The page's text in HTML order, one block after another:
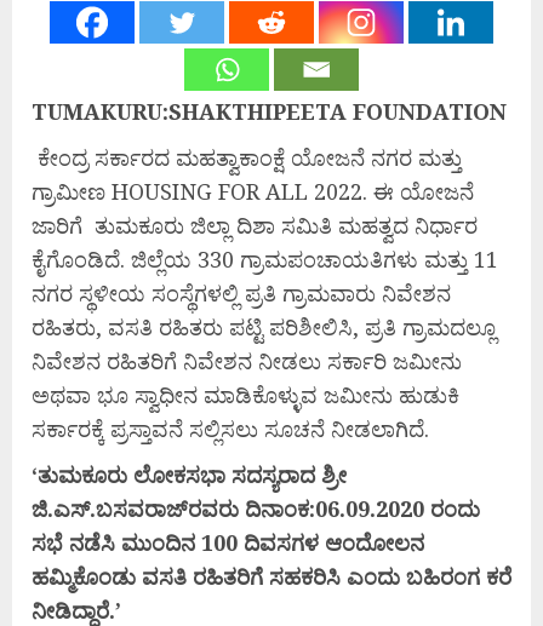
TUMAKURU:SHAKTHIPEETA FOUNDATION
ಕೇಂದ್ರ ಸರ್ಕಾರದ ಮಹತ್ವಾಕಾಂಕ್ಷೆ ಯೋಜನೆ ನಗರ ಮತ್ತು
ಗ್ರಾಮೀಣ HOUSING FOR ALL 2022. ಈ ಯೋಜನೆ
ಜಾರಿಗೆ ತುಮಕೂರು ಜಿಲ್ಲಾ ದಿಶಾ ಸಮಿತಿ ಮಹತ್ವದ ನಿರ್ಧಾರ
ಕೈಗೊಂಡಿದೆ. ಜಿಲ್ಲೆಯ 330 ಗ್ರಾಮಪಂಚಾಯತಿಗಳು ಮತ್ತು 11
ನಗರ ಸ್ಥಳೀಯ ಸಂಸ್ಥೆಗಳಲ್ಲಿ ಪ್ರತಿ ಗ್ರಾಮವಾರು ನಿವೇಶನ
ರಹಿತರು, ವಸತಿ ರಹಿತರು ಪಟ್ಟಿ ಪರಿಶೀಲಿಸಿ, ಪ್ರತಿ ಗ್ರಾಮದಲ್ಲೂ
ನಿವೇಶನ ರಹಿತರಿಗೆ ನಿವೇಶನ ನೀಡಲು ಸರ್ಕಾರಿ ಜಮೀನು
ಅಥವಾ ಭೂ ಸ್ವಾಧೀನ ಮಾಡಿಕೊಳ್ಳುವ ಜಮೀನು ಹುಡುಕಿ
ಸರ್ಕಾರಕ್ಕೆ ಪ್ರಸ್ತಾವನೆ ಸಲ್ಲಿಸಲು ಸೂಚನೆ ನೀಡಲಾಗಿದೆ.
‘ತುಮಕೂರು ಲೋಕಸಭಾ ಸದಸ್ಯರಾದಶ್ರೀ
ಜಿ.ಎಸ್.ಬಸವರಾಜ್‌ರವರು ದಿನಾಂಕ:06.09.2020 ರಂದು
ಸಭೆ ನಡೆಸಿ ಮುಂದಿನ 100 ದಿವಸಗಳ ಆಂದೋಲನ
ಹಮ್ಮಿಕೊಂಡು ವಸತಿ ರಹಿತರಿಗೆ ಸಹಕರಿಸಿ ಎಂದು ಬಹಿರಂಗ ಕರೆ
ನೀಡಿದ್ದಾರೆ.’